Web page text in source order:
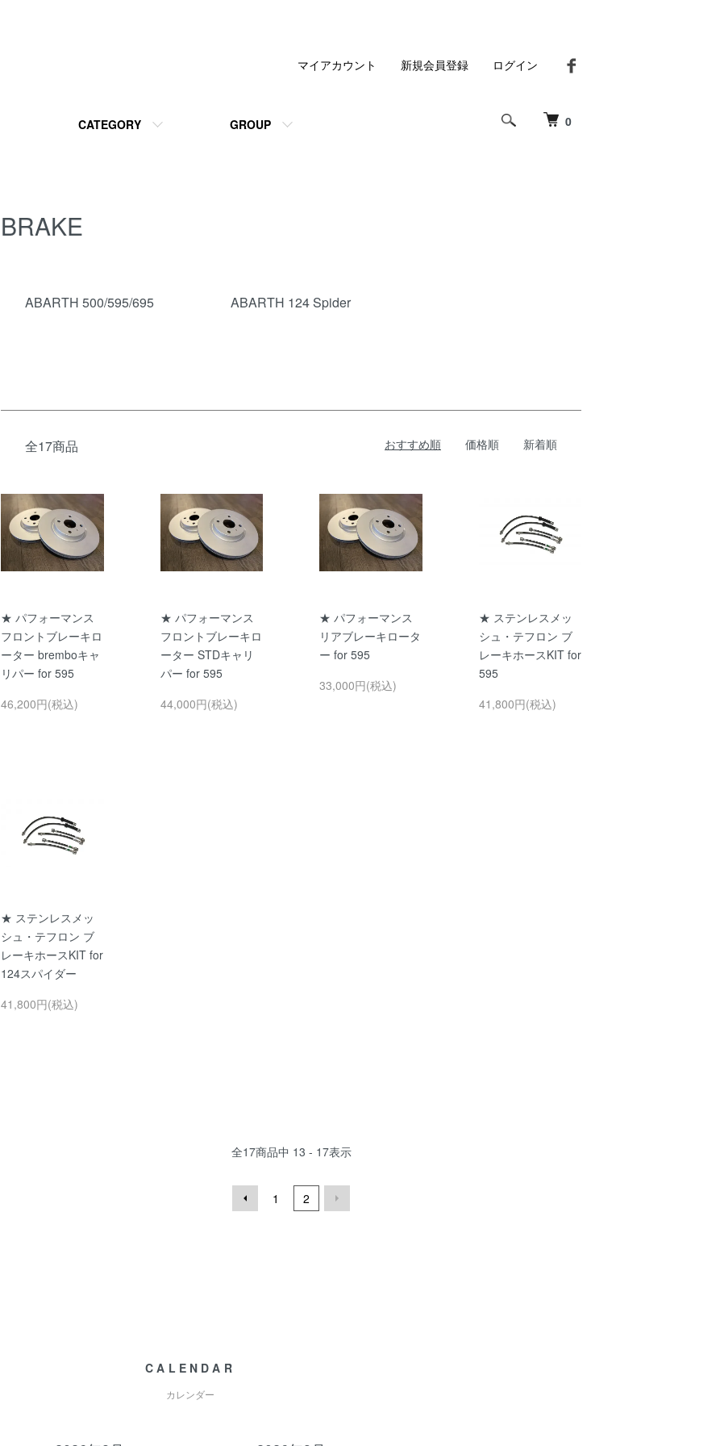
0
CATEGORY GROUP
マイアカウント 新規会員登録 ログイン
BRAKE
ABARTH 500/595/695
ABARTH 124 Spider
全17商品 おすすめ順 価格順 新着順
★ パフォーマンス
フロントブレーキロ
ーター bremboキャ
リパー for 595
46,200円(税込)
★ パフォーマンス
フロントブレーキロ
ーター STDキャリ
パー for 595
44,000円(税込)
★ パフォーマンス
リアブレーキロータ
ー for 595
33,000円(税込)
★ ステンレスメッ
シュ・テフロン ブ
レーキホースKIT for
595
41,800円(税込)
★ ステンレスメッ
シュ・テフロン ブ
レーキホースKIT for
124スパイダー
41,800円(税込)
全17商品中 13 - 17表示
1 2
CALENDAR
カレンダー